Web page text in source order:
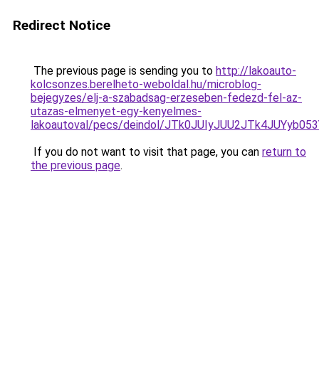
Redirect Notice
The previous page is sending you to http://lakoauto-
kolcsonzes.berelheto-weboldal.hu/microblog-
bejegyzes/elj-a-szabadsag-erzeseben-fedezd-fel-az-
utazas-elmenyet-egy-kenyelmes-
lakoautoval/pecs/deindol/
If you do not want to visit that page, you can return to
the previous page.